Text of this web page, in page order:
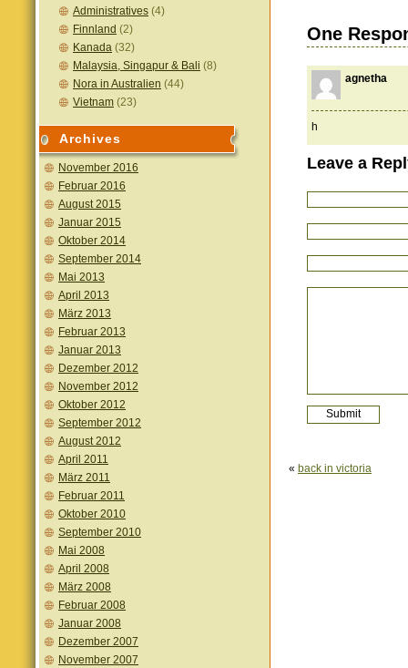
Administratives (4)
Finnland (2)
Kanada (32)
Malaysia, Singapur & Bali (8)
Nora in Australien (44)
Vietnam (23)
Archives
November 2016
Februar 2016
August 2015
Januar 2015
Oktober 2014
September 2014
Mai 2013
April 2013
März 2013
Februar 2013
Januar 2013
Dezember 2012
November 2012
Oktober 2012
September 2012
August 2012
April 2011
März 2011
Februar 2011
Oktober 2010
September 2010
Mai 2008
April 2008
März 2008
Februar 2008
Januar 2008
Dezember 2007
November 2007
One
agnetha
h
Leave a
« back in victoria